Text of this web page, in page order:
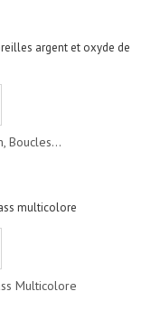
Boucles...
Multicolore